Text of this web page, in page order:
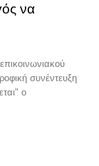
να
συνέντευξη
ο